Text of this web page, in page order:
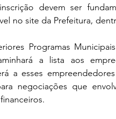
devem ser
no site da Prefeitura,
Programas
a lista aos
a esses
negociações que